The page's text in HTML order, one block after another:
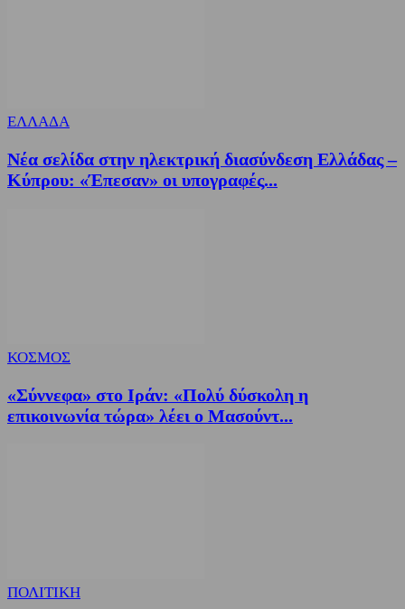
ΕΛΛΑΔΑ
Νέα σελίδα στην ηλεκτρική διασύνδεση Ελλάδας –
Κύπρου: «Έπεσαν» οι υπογραφές...
ΚΟΣΜΟΣ
«Σύννεφα» στο Ιράν: «Πολύ δύσκολη η
επικοινωνία τώρα» λέει ο Μασούντ...
ΠΟΛΙΤΙΚΗ